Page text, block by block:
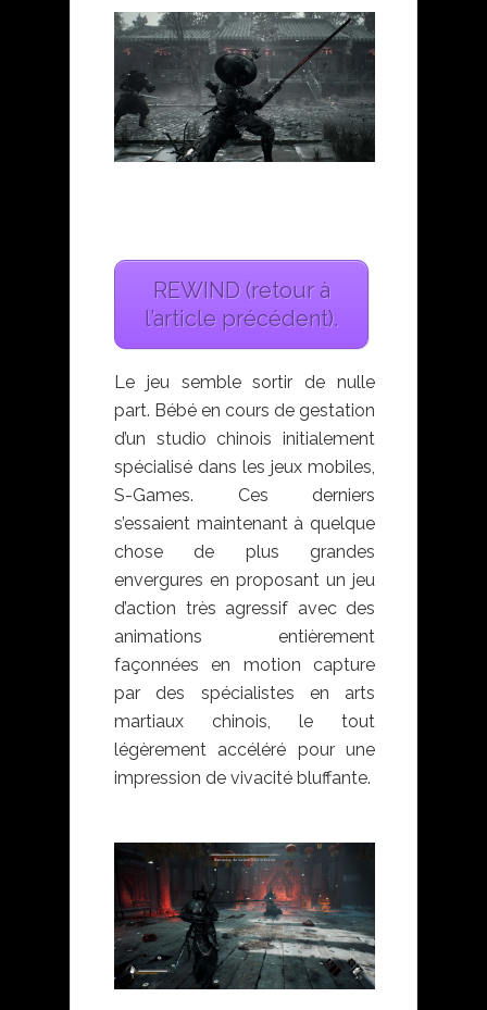
REWIND (retour à
l’article précédent).
Le jeu semble sortir de nulle
part. Bébé en cours de gestation
d’un studio chinois initialement
spécialisé dans les jeux mobiles,
S-Games. Ces derniers
s’essaient maintenant à quelque
chose de plus grandes
envergures en proposant un jeu
d’action très agressif avec des
animations entièrement
façonnées en motion capture
par des spécialistes en arts
martiaux chinois, le tout
légèrement accéléré pour une
impression de vivacité bluffante.